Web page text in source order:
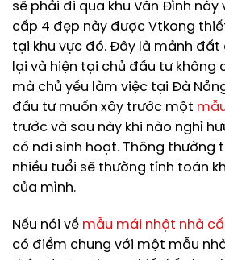
sẽ phải đi qua khu Vân Đình
cấp 4 đẹp này được Vtkong
tại khu vực đó. Đây là mảnh
lại và hiện tại chủ đầu tư không
mà chủ yếu làm việc tại Đà
đầu tư muốn xây trước một
trước và sau này khi nào nghỉ
có nơi sinh hoạt. Thông thường
nhiều tuổi sẽ thường tính toán
của mình.
Nếu nói về mẫu mái nhật nhà
có điểm chung với một mẫu